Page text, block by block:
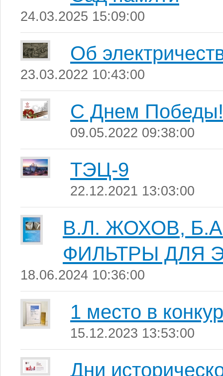
24.03.2025 15:09:00
Об
23.03.2022 10:43:00
С Днем Победы!
09.05.2022 09:38:00
ТЭЦ-9
22.12.2021 13:03:00
В.Л. ЖОХОВ,
ФИЛЬТРЫ ДЛЯ
18.06.2024 10:36:00
1 место в
15.12.2023 13:53:00
Дни